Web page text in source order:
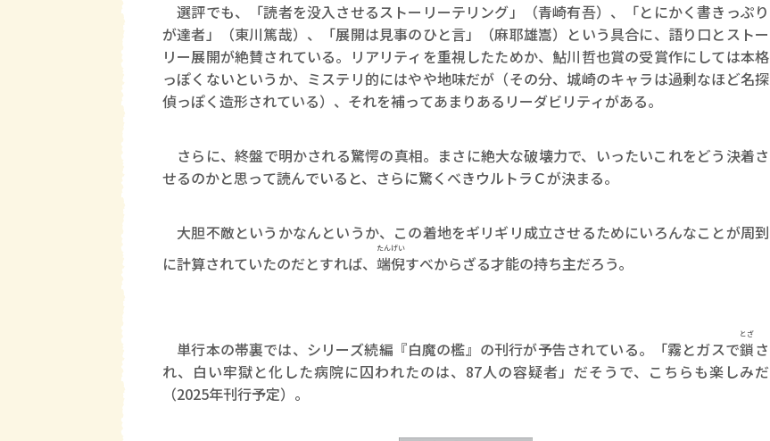
選評でも、「読者を没入させるストーリーテリング」（青崎有吾）、「とにかく書きっぷり
が達者」（東川篤哉）、「展開は見事のひと言」（麻耶雄嵩）という具合に、語り口とストー
リー展開が絶賛されている。リアリティを重視したためか、鮎川哲也賞の受賞作にしては本格
っぽくないというか、ミステリ的にはやや地味だが（その分、城崎のキャラは過剰なほど名探
偵っぽく造形されている）、それを補ってあまりあるリーダビリティがある。
さらに、終盤で明かされる驚愕の真相。まさに絶大な破壊力で、いったいこれをどう決着さ
せるのかと思って読んでいると、さらに驚くべきウルトラＣが決まる。
大胆不敵というかなんというか、この着地をギリギリ成立させるためにいろんなことが周到
に計算されていたのだとすれば、 端
たん
倪
げい
すべからざる才能の持ち主だろう。
単行本の帯裏では、シリーズ続編『白魔の檻』の刊行が予告されている。「霧とガスで鎖
とざ
さ
れ、白い牢獄と化した病院に囚われたのは、87人の容疑者」だそうで、こちらも楽しみだ
（2025年刊行予定）。